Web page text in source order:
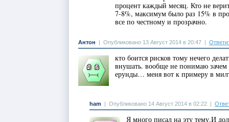
процент каждый месяц. Кто не
7-8%, максимум было раз 15% в
все по честному и прозрачно.
Антон Опубликовано 13 Август 2014 в 20:47
кто боится рисков тому нечего
внушать. вообще не понимаю зачем
ерунды… меня вот к примеру в
ham Опубликовано 14 Август 2014 в 02:22
Я много писал на эту тему.И